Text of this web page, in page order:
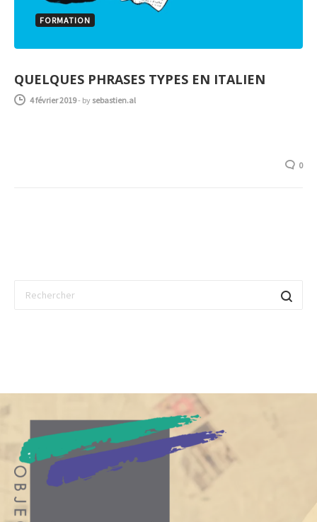
FORMATION
QUELQUES PHRASES TYPES EN ITALIEN
4 février 2019- by sebastien.al
0